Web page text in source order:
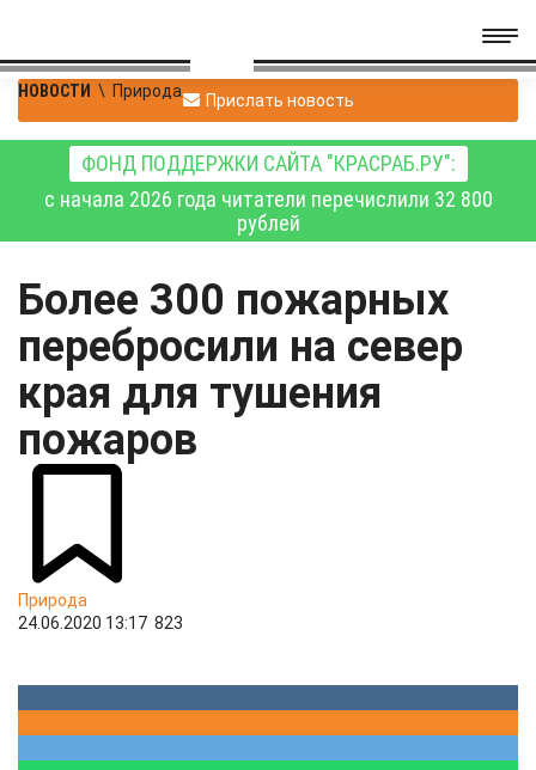
НОВОСТИ \ Природа Прислать новость
ФОНД ПОДДЕРЖКИ САЙТА "КРАСРАБ.РУ":
с начала 2026 года читатели перечислили 32 800
рублей
Более 300 пожарных
перебросили на север
края для тушения
пожаров
Природа
24.06.2020 13:17 823